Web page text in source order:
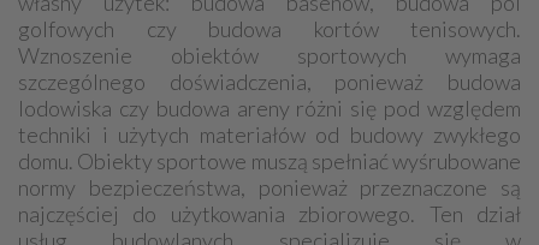
golfowych czy budowa kortów tenisowych.
Wznoszenie obiektów sportowych wymaga
szczególnego doświadczenia, ponieważ budowa
lodowiska czy budowa areny różni się pod względem
techniki i użytych materiałów od budowy zwykłego
domu. Obiekty sportowe muszą spełniać wyśrubowane
normy bezpieczeństwa, ponieważ przeznaczone są
najczęściej do użytkowania zbiorowego. Ten dział